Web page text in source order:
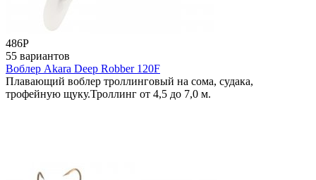
486Р
55 вариантов
Воблер Akara Deep Robber 120F
Плавающий воблер троллинговый на сома, судака,
трофейную щуку.Троллинг от 4,5 до 7,0 м.